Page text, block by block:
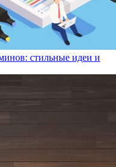
стильные идеи и